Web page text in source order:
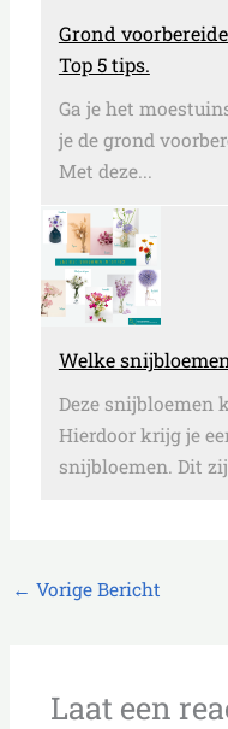
Grond
Top 5 tips.
Ga je het
je de grond
Met deze...
Welke
Deze snijbloemen
Hierdoor krijg je
snijbloemen. Dit
← Vorige Bericht
Laat een